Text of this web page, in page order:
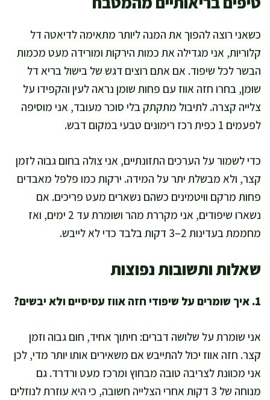
כשאני רוצה להפוך את המנה ליותר מתאימה לדיאטה דל
קלוריות, אני מגדילה את כמות הירקות ומורידה מעט מכמות
הבשר לכל שיפוד. אם אתם רוצים דגש של בישול בריא דל
שומן, בחרו חזה אווז עם פחות שומן נראה לעין והקפידו על
צלייה קצרה. לתיבול מתקתק בלי סוכר מעובד, אני מוסיפה
לפעמים 1 כפית רכז רימונים טבעי במקום דבש.
כדי לשמור על הערכים התזונתיים, אני צולה בחום גבוה לזמן
קצר, ולא מבשלת יתר על המידה. ירקות כמו פלפל מאבדים
פחות מרקם וויטמינים כשהם נשארים מעט פריכים. אם
נשארו שיפודים, אני מקררת מהר ושומרת עד 2 ימים, ואז
מחממת בעדינות 2–3 דקות בלבד כדי לא לייבש.
שאלות ותשובות נפוצות
1. איך שומרים על שיפודי חזה אווז עסיסיים ולא יבשים?
אני שומרת על שלושה דברים: חיתוך אחיד, חום גבוה וזמן
קצר. חזה אווז יכול להתייבש אם משאירים אותו יותר מדי, לכן
אני מכוונת לצריבה טובה מבחוץ ומרכז מעט ורדרד. גם
מנוחה של 3 דקות אחרי הצלייה חשובה, כי היא עוזרת לנוזלים